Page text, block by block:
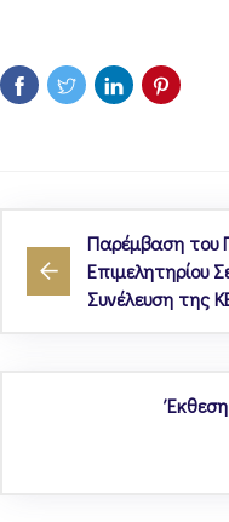
Παρέμβαση του
Επιμελητηρίου
Συνέλευση της